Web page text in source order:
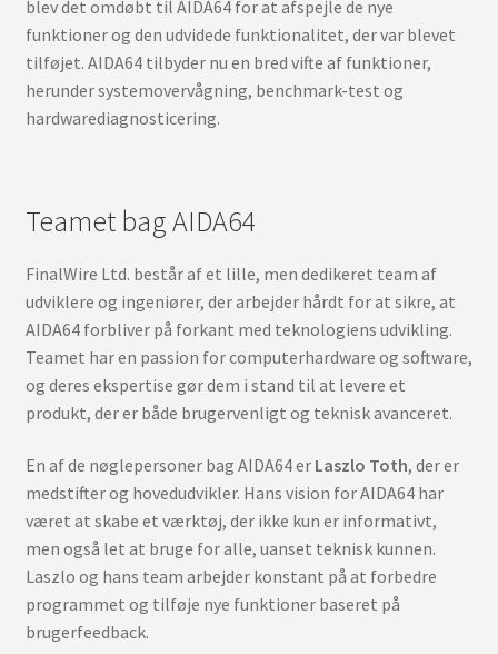
blev det omdøbt til AIDA64 for at afspejle de nye
funktioner og den udvidede funktionalitet, der var blevet
tilføjet. AIDA64 tilbyder nu en bred vifte af funktioner,
herunder systemovervågning, benchmark-test og
hardwarediagnosticering.
Teamet bag AIDA64
FinalWire Ltd. består af et lille, men dedikeret team af
udviklere og ingeniører, der arbejder hårdt for at sikre, at
AIDA64 forbliver på forkant med teknologiens udvikling.
Teamet har en passion for computerhardware og software,
og deres ekspertise gør dem i stand til at levere et
produkt, der er både brugervenligt og teknisk avanceret.
En af de nøglepersoner bag AIDA64 er Laszlo Toth, der er
medstifter og hovedudvikler. Hans vision for AIDA64 har
været at skabe et værktøj, der ikke kun er informativt,
men også let at bruge for alle, uanset teknisk kunnen.
Laszlo og hans team arbejder konstant på at forbedre
programmet og tilføje nye funktioner baseret på
brugerfeedback.